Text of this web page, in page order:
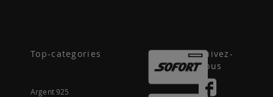
Top-categories
Argent 925
Suivez-
nous